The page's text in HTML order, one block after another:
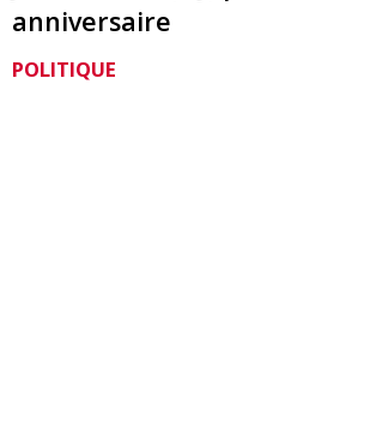
anniversaire
POLITIQUE